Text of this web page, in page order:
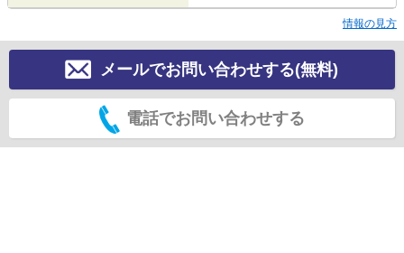
情報の見方
メールでお問い合わせする(無料)
電話でお問い合わせする